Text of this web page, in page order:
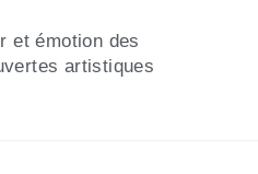
et émotion des
artistiques